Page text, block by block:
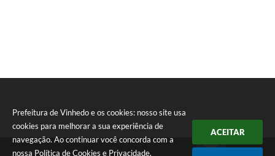
Prefeitura de Vinhedo e os cookies: nosso site usa
cookies para melhorar a sua experiência de
navegação. Ao continuar você concorda com a
nossa Política de Cookies e Privacidade.
ACEITAR